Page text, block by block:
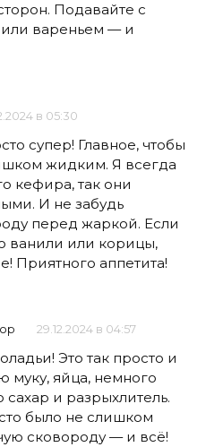
Подавайте с
вареньем — и
в 05:30
супер! Главное, чтобы
жидким. Я всегда
кефира, так они
И не забудь
перед жаркой. Если
ванили или корицы,
Приятного аппетита!
29.12.2024 в 04:57
Это так просто и
муку, яйца, немного
и разрыхлитель.
было не слишком
сковороду — и всё!